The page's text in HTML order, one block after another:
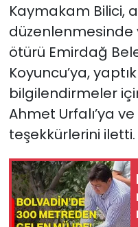
Kaymakam Bilici,
ötürü Emirdağ
Koyuncu’ya,
bilgilendirmeler
Ahmet Urfalı’ya
teşekkürlerini iletti.